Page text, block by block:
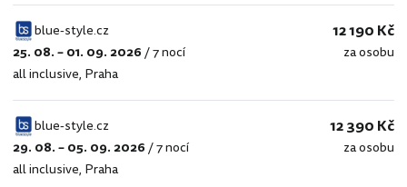
blue-
style.cz
blue-style.cz
25. 08. – 01. 09. 2026/7 nocí
all inclusive, Praha
12 190 Kč
za osobu
blue-
style.cz
blue-style.cz
29. 08. – 05. 09. 2026/7 nocí
all inclusive, Praha
12 390 Kč
za osobu